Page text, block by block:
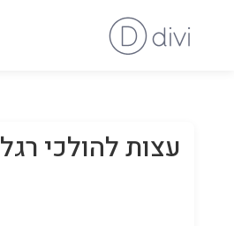
עצות להולכי רגל